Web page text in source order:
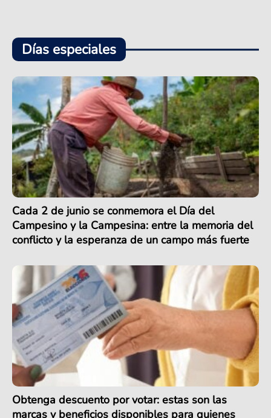
Días especiales
Cada 2 de junio se conmemora el Día del
Campesino y la Campesina: entre la memoria del
conflicto y la esperanza de un campo más fuerte
Obtenga descuento por votar: estas son las
marcas y beneficios disponibles para quienes